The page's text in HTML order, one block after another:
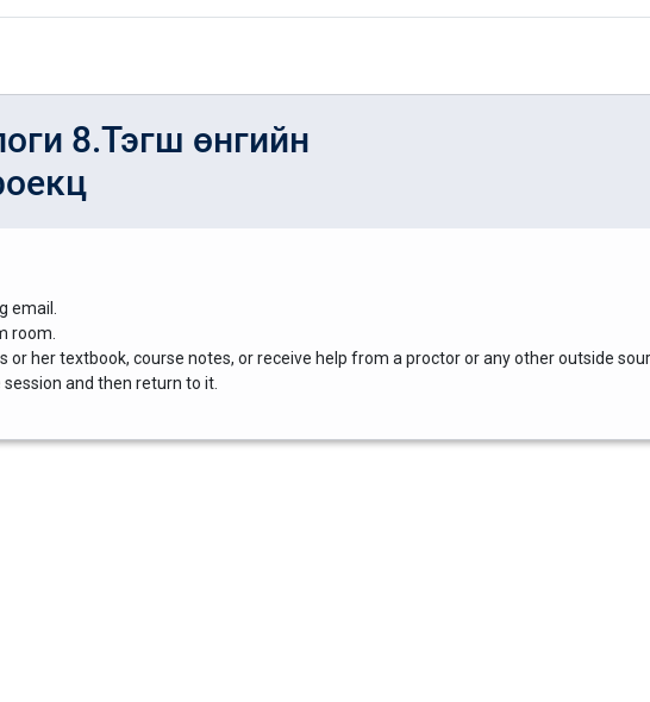
8.Тэгш өнгийн
email.
room.
or her textbook, course notes, or receive help from a proctor or any other outside
and then return to it.